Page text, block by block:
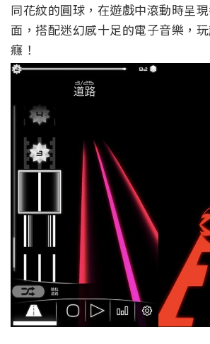
同花紋的圓球，在遊戲中滾動時呈
面，搭配迷幻感十足的電子音樂，
癮！